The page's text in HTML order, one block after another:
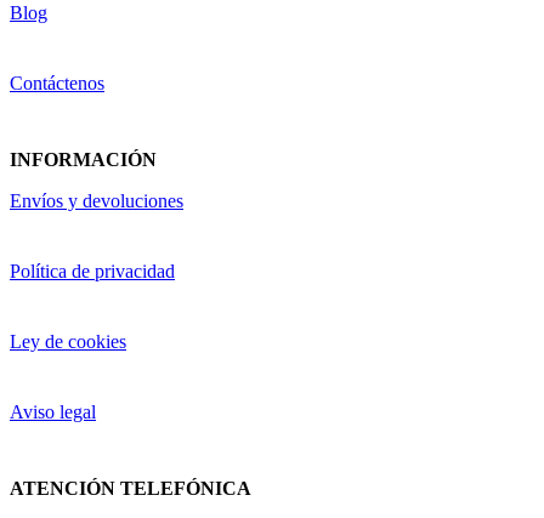
Blog
Contáctenos
INFORMACIÓN
Envíos y devoluciones
Política de privacidad
Ley de cookies
Aviso legal
ATENCIÓN TELEFÓNICA